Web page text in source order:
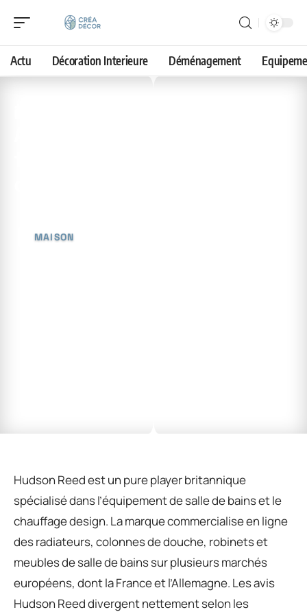
Actu Décoration Interieure Déménagement
MAISON
Hudson Reed est un pure player britannique
spécialisé dans l’équipement de salle de bains et le
chauffage design. La marque commercialise en ligne
des radiateurs, colonnes de douche, robinets et
meubles de salle de bains sur plusieurs marchés
européens, dont la France et l’Allemagne. Les avis
Hudson Reed divergent nettement selon les